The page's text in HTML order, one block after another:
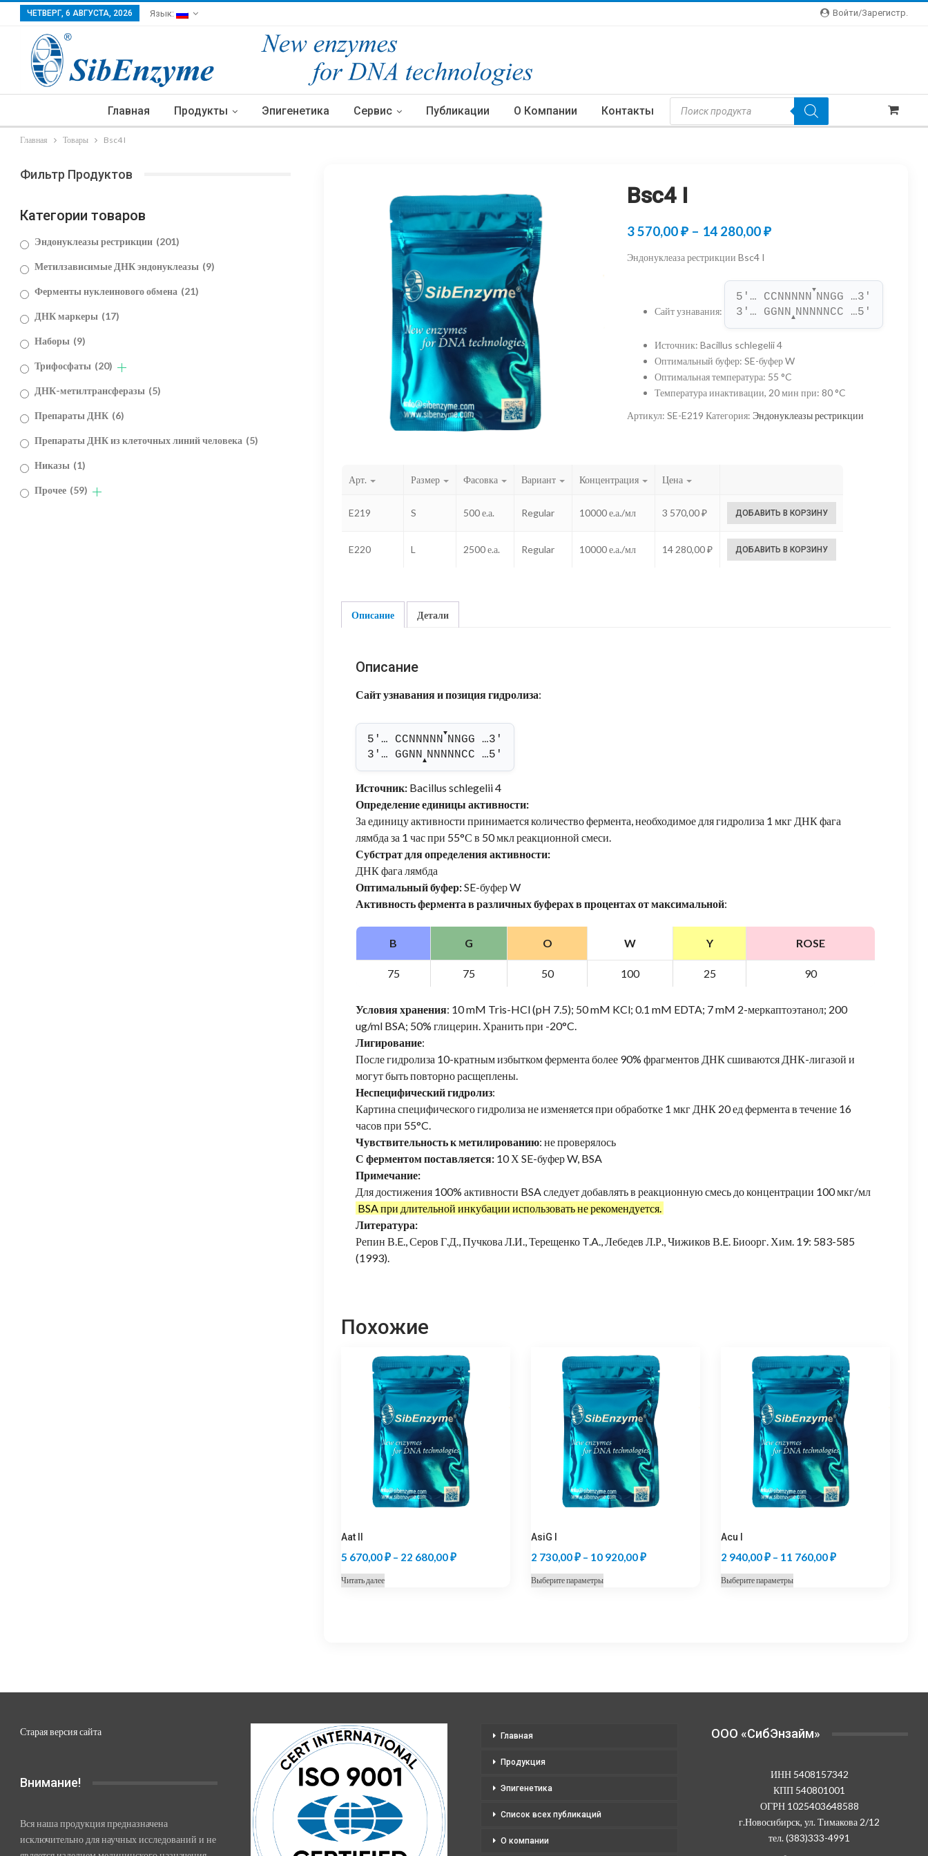
Войти/зарегистр.
ЧЕТВЕРГ, 6 АВГУСТА, 2026 Язык:
Главная Продукты Эпигенетика Сервис Публикации О Компании Контакты
Поиск
Товаров
Главная Товары Bsc4 I
Bsc4 I
3 570,00₽ – 14 280,00₽Диапазон
570,00 ₽
–
14
280,00 ₽
Эндонуклеаза рестрикции Bsc4 I
Сайт узнавания:
5'… CCNNNNN
▼
NNGG …3'
3'… GGNN ▲NNNNNCC …5'
Источник:Bacillus schlegelii 4
Оптимальный буфер:SE-буфер W
Оптимальная температура: 55 °C
Температура инактивации, 20 мин при:80 °C
Артикул:SE-E219 Категория:Эндонуклеазы рестрикции
Арт. Размер Фасовка Вариант Концентрация Цена
E219 S 500 е.а. Regular 10000 е.а./мл 3 570,00₽ ДОБАВИТЬ В КОРЗИНУ
E220 L 2500 е.а. Regular 10000 е.а./мл 14 280,00₽ ДОБАВИТЬ В КОРЗИНУ
Описание Детали
Описание
Сайт узнавания и позиция гидролиза:
5'… CCNNNNN
▼
NNGG …3'
3'… GGNN▲NNNNNCC …5'
Источник: Bacillus schlegelii 4
Определение единицы активности:
За единицу активности принимается количество фермента, необходимое для гидролиза 1 мкг ДНК фага
лямбда за 1 час при 55°С в 50 мкл реакционной смеси.
Субстрат для определения активности:
ДНК фага лямбда
Оптимальный буфер:SE-буфер W
Активность фермента в различных буферах в процентах от максимальной:
B G O W Y ROSE
75 75 50 100 25 90
Условия хранения: 10 mM Tris-HCl (pH 7.5); 50 mM KCl; 0.1 mM EDTA; 7 mM 2-меркаптоэтанол; 200
ug/ml BSA; 50% глицерин. Хранить при -20°C.
Лигирование:
После гидролиза 10-кратным избытком фермента более 90% фрагментов ДНК сшиваются ДНК-лигазой и
могут быть повторно расщеплены.
Неспецифический гидролиз:
Картина специфического гидролиза не изменяется при обработке 1 мкг ДНК 20 ед фермента в течение 16
часов при 55°C.
Чувствительность к метилированию: не проверялось
С ферментом поставляется: 10 Х SE-буфер W, BSA
Примечание:
Для достижения 100% активности BSA следует добавлять в реакционную смесь до концентрации 100 мкг/мл
BSA при длительной инкубации использовать не рекомендуется.
Литература:
Репин В.E., Серов Г.Д., Пучкова Л.И., Терещенко T.A., Лебедев Л.Р., Чижиков В.E. Биоорг. Хим. 19: 583-585
(1993).
Похожие
Aat II
5 670,00₽ – 22 680,00₽Диапазон
Читать далее
AsiG I
2 730,00₽ – 10 920,00₽Диапазон
Выберите параметрыЭтот
выбрать
Acu I
2 940,00₽ – 11 760,00₽Диапазон
Выберите параметрыЭтот
выбрать
товара.
Фильтр Продуктов
Категории товаров
Эндонуклеазы рестрикции (201)
Метилзависимые ДНК эндонуклеазы (9)
Ферменты нуклеинового обмена (21)
ДНК маркеры (17)
Наборы (9)
Трифосфаты (20)
ДНК-метилтрансферазы (5)
Препараты ДНК (6)
Препараты ДНК из клеточных линий человека (5)
Никазы (1)
Прочее (59)
Старая версия сайта
Внимание!
Вся наша продукция предназначена
исключительно для научных исследований и не
Главная
Продукция
Эпигенетика
Список всех публикаций
О компании
OOO «СибЭнзайм»
ИНН 5408157342
КПП 540801001
ОГРН 1025403648588
г.Новосибирск, ул. Тимакова 2/12
тел. (383)333-4991